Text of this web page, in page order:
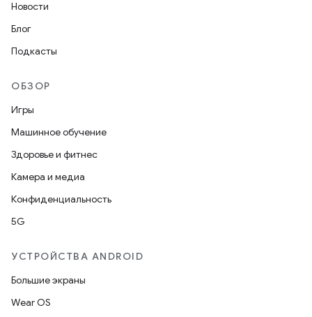
Новости
Блог
Подкасты
ОБЗОР
Игры
Машинное обучение
Здоровье и фитнес
Камера и медиа
Конфиденциальность
5G
УСТРОЙСТВА ANDROID
Большие экраны
Wear OS